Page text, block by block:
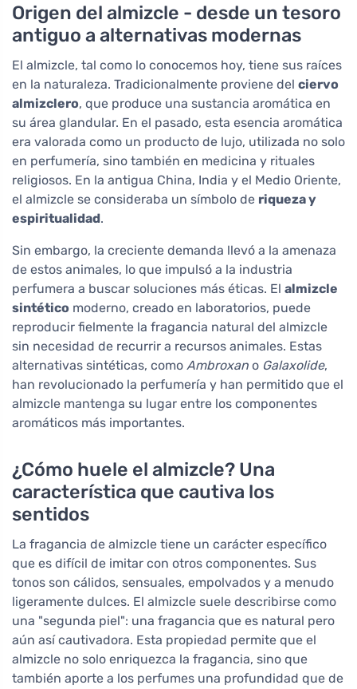
Origen del almizcle - desde un tesoro
antiguo a alternativas modernas
El almizcle, tal como lo conocemos hoy, tiene sus raíces
en la naturaleza. Tradicionalmente proviene del ciervo
almizclero, que produce una sustancia aromática en
su área glandular. En el pasado, esta esencia aromática
era valorada como un producto de lujo, utilizada no solo
en perfumería, sino también en medicina y rituales
religiosos. En la antigua China, India y el Medio Oriente,
el almizcle se consideraba un símbolo de riqueza y
espiritualidad.
Sin embargo, la creciente demanda llevó a la amenaza
de estos animales, lo que impulsó a la industria
perfumera a buscar soluciones más éticas. El almizcle
sintético moderno, creado en laboratorios, puede
reproducir fielmente la fragancia natural del almizcle
sin necesidad de recurrir a recursos animales. Estas
alternativas sintéticas, como Ambroxan o Galaxolide,
han revolucionado la perfumería y han permitido que el
almizcle mantenga su lugar entre los componentes
aromáticos más importantes.
¿Cómo huele el almizcle? Una
característica que cautiva los
sentidos
La fragancia de almizcle tiene un carácter específico
que es difícil de imitar con otros componentes. Sus
tonos son cálidos, sensuales, empolvados y a menudo
ligeramente dulces. El almizcle suele describirse como
una "segunda piel": una fragancia que es natural pero
aún así cautivadora. Esta propiedad permite que el
almizcle no solo enriquezca la fragancia, sino que
también aporte a los perfumes una profundidad que de